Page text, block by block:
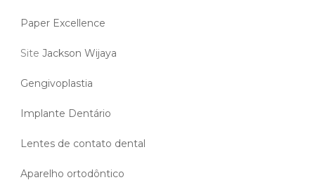
Paper Excellence
Site Jackson Wijaya
Gengivoplastia
Implante Dentário
Lentes de contato dental
Aparelho ortodôntico